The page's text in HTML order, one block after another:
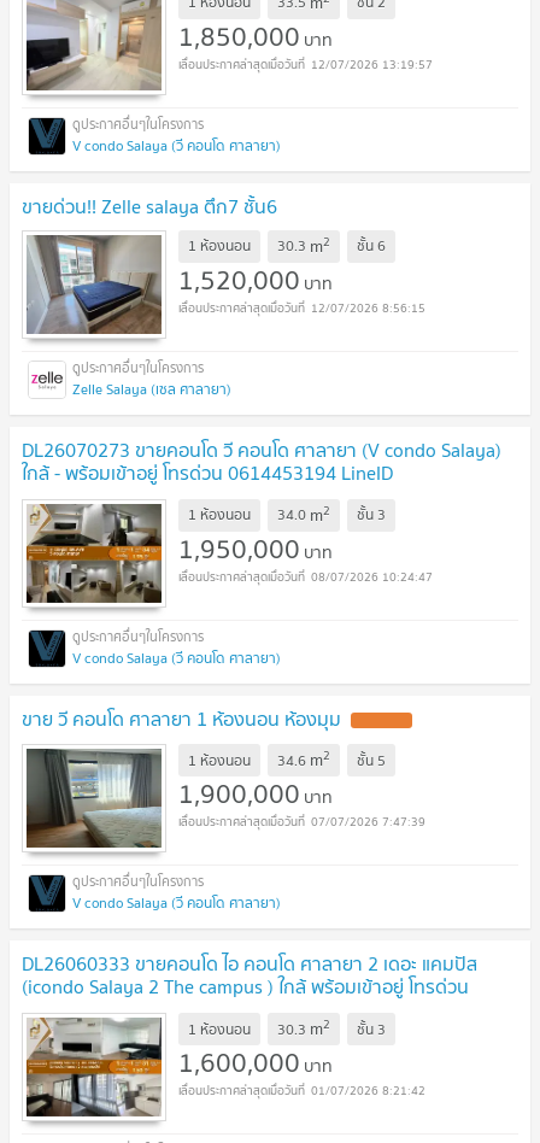
1,850,000 บาท
12/07/2026 13:19:57
V condo Salaya (วี คอนโด ศาลายา)
ขายด่วน!! Zelle salaya ตึก7 ชั้น6
1 ห้องนอน 30.3 m2 ชั้น6
1,520,000 บาท
12/07/2026 8:56:15
Zelle Salaya (เซล ศาลายา)
DL26070273 ขายคอนโด วี คอนโด ศาลายา (V condo Salaya)
ใกล้ - พร้อมเข้าอยู่ โทรด่วน 0614453194 LineID
@952jdxxk
1 ห้องนอน 34.0 m2 ชั้น 3
1,950,000 บาท
08/07/2026 10:24:47
V condo Salaya (วี คอนโด ศาลายา)
ขาย วี คอนโด ศาลายา 1 ห้องนอน ห้องมุม
1 ห้องนอน 34.6 m2 ชั้น 5
1,900,000 บาท
07/07/2026 7:47:39
V condo Salaya (วี คอนโด ศาลายา)
DL26060333 ขายคอนโด ไอ คอนโด ศาลายา 2 เดอะ แคมปัส
(icondo Salaya 2 The campus ) ใกล้ พร้อมเข้าอยู่ โทรด่วน
0638692663 LineID @952jdxxk
1 ห้องนอน 30.3 m2 ชั้น 3
1,600,000 บาท
01/07/2026 8:21:42